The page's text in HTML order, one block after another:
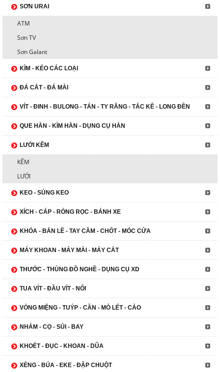
SƠN URAI
ATM
Sơn TV
Sơn Galant
KÌM - KÉO CÁC LOẠI
ĐÁ CẮT - ĐÁ MÀI
VÍT - ĐINH - BULONG - TÁN - TY RĂNG - TẮC KÊ - LONG ĐỀN
QUE HÀN - KÌM HÀN - DỤNG CỤ HÀN
LƯỚI KẼM
KẼM
LƯỚI
KEO - SÚNG KEO
XÍCH - CÁP - RÒNG RỌC - BÁNH XE
KHÓA - BẢN LỀ - TAY CẦM - CHỐT - MÓC CỬA
MÁY KHOAN - MÁY MÀI - MÁY CẮT
THƯỚC - THÙNG ĐỒ NGHỀ - DỤNG CỤ XD
TUA VÍT - ĐẦU VÍT - NỐI
VÒNG MIỆNG - TUÝP - CẦN - MỎ LẾT - CẢO
NHÁM - CỌ - SỦI - BAY
KHOÉT - ĐỤC - KHOAN - DŨA
XẺNG - BÚA - EKE - ĐẬP CHUỘT